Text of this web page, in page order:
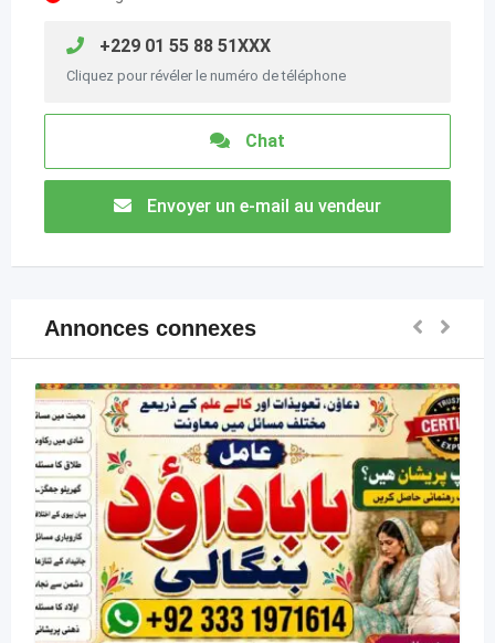
+229 01 55 88 51XXX
Cliquez pour révéler le numéro de téléphone
Chat
Envoyer un e-mail au vendeur
Annonces connexes